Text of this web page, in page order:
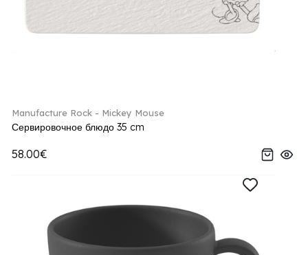
Manufacture Rock - Mickey Mouse
Сервировочное блюдо 35 cm
58.00€